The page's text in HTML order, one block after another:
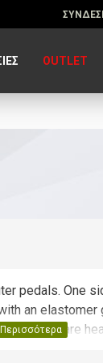
OUTLET
pedals. One
an
you are